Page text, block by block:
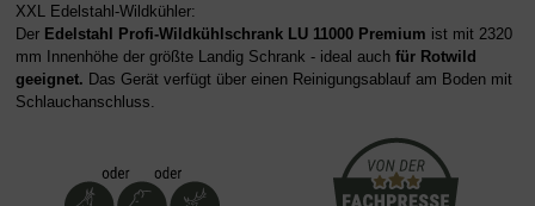
XXL Edelstahl-Wildkühler:
Der Edelstahl Profi-Wildkühlschrank LU 11000 Premium ist mit 2320
mm Innenhöhe der größte Landig Schrank - ideal auch für Rotwild
geeignet. Das Gerät verfügt über einen Reinigungsablauf am Boden mit
Schlauchanschluss.